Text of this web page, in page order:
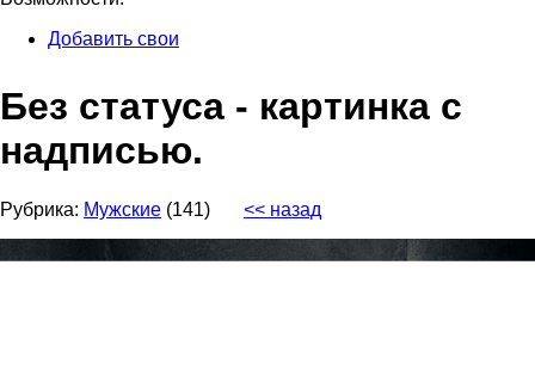
Добавить свои
Без статуса - картинка с
надписью.
Рубрика: Мужские (141) << назад